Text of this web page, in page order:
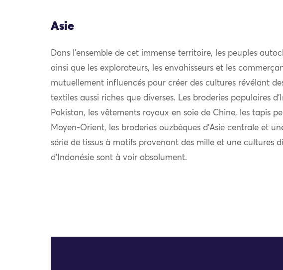
Asie
Dans l’ensemble de cet immense territoire, les peuples
ainsi que les explorateurs, les envahisseurs et les
mutuellement influencés pour créer des cultures révélant
textiles aussi riches que diverses. Les broderies populaires
Pakistan, les vêtements royaux en soie de Chine, les tapis
Moyen-Orient, les broderies ouzbèques d’Asie centrale et
série de tissus à motifs provenant des mille et une cultures
d’Indonésie sont à voir absolument.